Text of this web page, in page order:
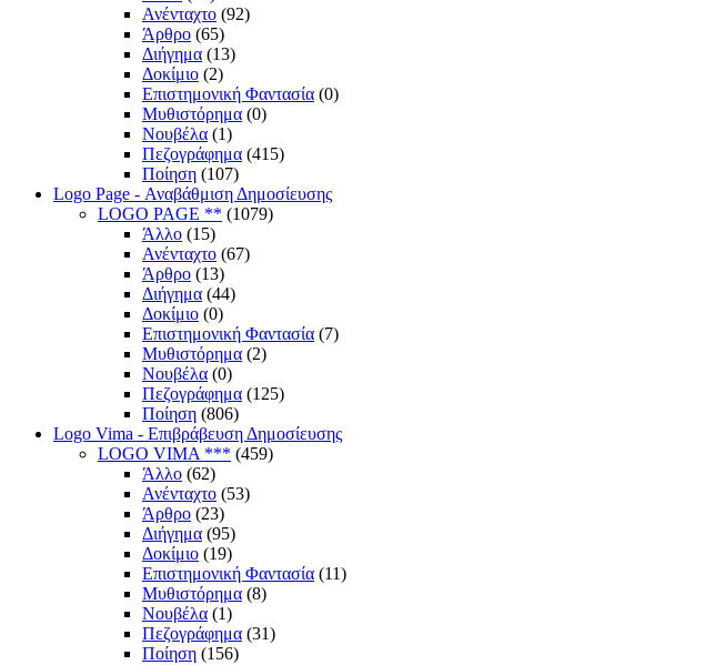
Ανένταχτο (92)
Άρθρο (65)
Διήγημα (13)
Δοκίμιο (2)
Επιστημονική Φαντασία (0)
Μυθιστόρημα (0)
Νουβέλα (1)
Πεζογράφημα (415)
Ποίηση (107)
Logo Page - Αναβάθμιση Δημοσίευσης
LOGO PAGE ** (1079)
Άλλο (15)
Ανένταχτο (67)
Άρθρο (13)
Διήγημα (44)
Δοκίμιο (0)
Επιστημονική Φαντασία (7)
Μυθιστόρημα (2)
Νουβέλα (0)
Πεζογράφημα (125)
Ποίηση (806)
Logo Vima - Επιβράβευση Δημοσίευσης
LOGO VIMA *** (459)
Άλλο (62)
Ανένταχτο (53)
Άρθρο (23)
Διήγημα (95)
Δοκίμιο (19)
Επιστημονική Φαντασία (11)
Μυθιστόρημα (8)
Νουβέλα (1)
Πεζογράφημα (31)
Ποίηση (156)